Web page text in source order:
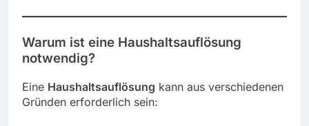
Warum ist eine Haushaltsauflösung
notwendig?
Eine Haushaltsauflösung kann aus verschiedenen
Gründen erforderlich sein: